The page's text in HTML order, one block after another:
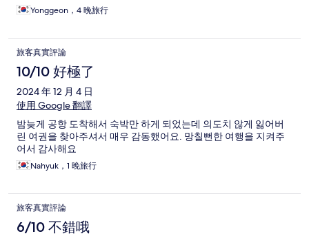
Yonggeon，4 晚旅行
旅客真實評論
10/10 好極了
2024 年 12 月 4 日
使用 Google 翻譯
밤늦게 공항 도착해서 숙박만 하게 되었는데 의도치 않게 잃어버
린 여권을 찾아주셔서 매우 감동했어요. 망칠뻔한 여행을 지켜주
어서 감사해요
Nahyuk，1 晚旅行
旅客真實評論
6/10 不錯哦